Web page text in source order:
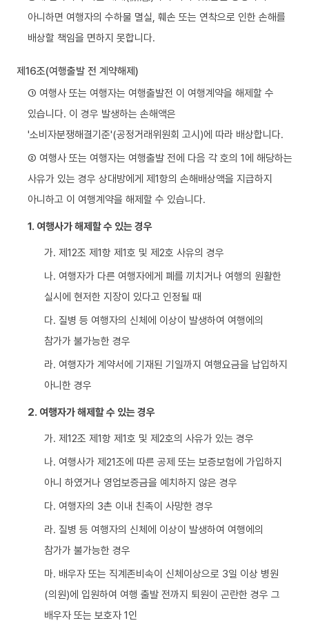
아니하면 여행자의 수하물 멸실, 훼손 또는 연착으로 인한 손해를
배상할 책임을 면하지 못합니다.
제16조(여행출발 전 계약해제)
① 여행사 또는 여행자는 여행출발전 이 여행계약을 해제할 수
있습니다. 이 경우 발생하는 손해액은
'소비자분쟁해결기준'(공정거래위원회 고시)에 따라 배상합니다.
② 여행사 또는 여행자는 여행출발 전에 다음 각 호의 1에 해당하는
사유가 있는 경우 상대방에게 제1항의 손해배상액을 지급하지
아니하고 이 여행계약을 해제할 수 있습니다.
1. 여행사가 해제할 수 있는 경우
가. 제12조 제1항 제1호 및 제2호 사유의 경우
나. 여행자가 다른 여행자에게 폐를 끼치거나 여행의 원활한
실시에 현저한 지장이 있다고 인정될 때
다. 질병 등 여행자의 신체에 이상이 발생하여 여행에의
참가가 불가능한 경우
라. 여행자가 계약서에 기재된 기일까지 여행요금을 납입하지
아니한 경우
2. 여행자가 해제할 수 있는 경우
가. 제12조 제1항 제1호 및 제2호의 사유가 있는 경우
나. 여행사가 제21조에 따른 공제 또는 보증보험에 가입하지
아니 하였거나 영업보증금을 예치하지 않은 경우
다. 여행자의 3촌 이내 친족이 사망한 경우
라. 질병 등 여행자의 신체에 이상이 발생하여 여행에의
참가가 불가능한 경우
마. 배우자 또는 직계존비속이 신체이상으로 3일 이상 병원
(의원)에 입원하여 여행 출발 전까지 퇴원이 곤란한 경우 그
배우자 또는 보호자 1인